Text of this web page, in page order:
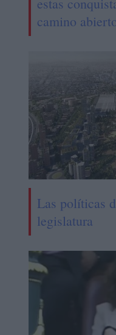
camino
Las políticas
legislatura